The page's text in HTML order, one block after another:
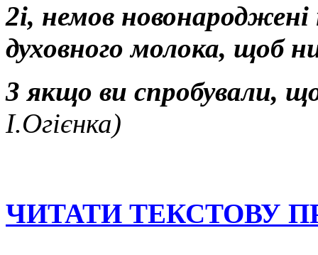
2і, немов
духовного молока, щоб
3 якщо ви спробували,
І.Огієнка)
ЧИТАТИ ТЕКСТОВУ